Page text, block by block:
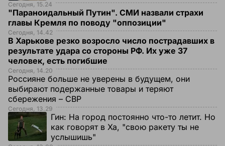
Сегодня, 15.24
"Параноидальный Путин". СМИ назвали страхи
главы Кремля по поводу "оппозиции"
Сегодня, 14.42
В Харькове резко возросло число пострадавших в
результате удара со стороны РФ. Их уже 37
человек, есть погибшие
Сегодня, 14.20
Россияне больше не уверены в будущем, они
выбирают подержанные товары и теряют
сбережения – СВР
Сегодня, 13.29
Гин: На город постоянно что-то летит. Но
как говорят в Ха, "свою ракету ты не
услышишь"